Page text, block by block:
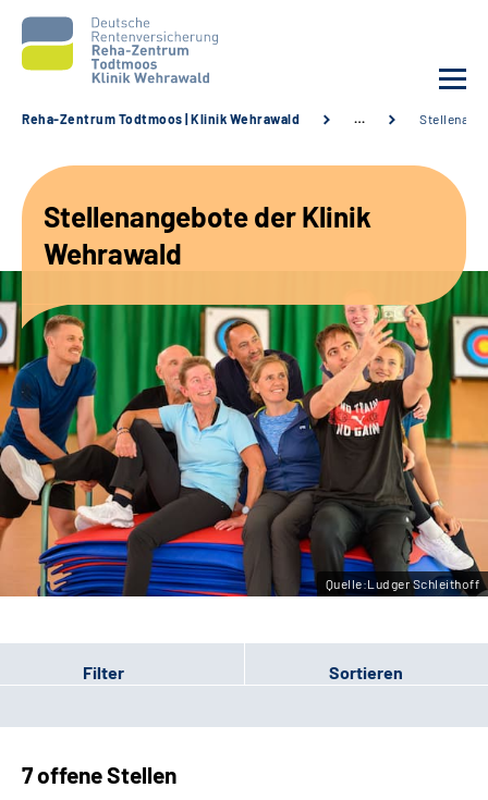
Unsere Angebote
Karriere
Sozialdienste & Zuweisende
Suche
Leichte Sprache
Gebärdensprache
Reha-Zentrum Todtmoos | Klinik Wehrawald …
Stellenangebote der Klinik
Wehrawald
Quelle:Ludger Schleithoff
Filter Sortieren
7 offene Stellen